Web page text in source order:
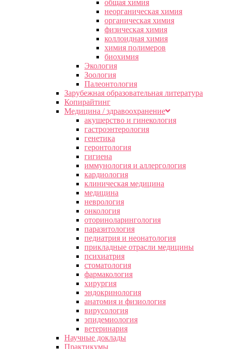
общая химия
неорганическая химия
органическая химия
физическая химия
коллоидная химия
химия полимеров
биохимия
Экология
Зоология
Палеонтология
Зарубежная образовательная литература
Копирайтинг
Медицина / здравоохранение
акушерство и гинекология
гастроэнтерология
генетика
геронтология
гигиена
иммунология и аллергология
кардиология
клиническая медицина
медицина
неврология
онкология
оториноларингология
паразитология
педиатрия и неонатология
прикладные отрасли медицины
психиатрия
стоматология
фармакология
хирургия
эндокринология
анатомия и физиология
вирусология
эпидемиология
ветеринария
Научные доклады
Практикумы